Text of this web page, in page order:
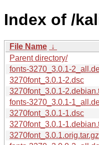
Index of /
File Name ↓
Parent directory/
fonts-3270_3.0.1-
3270font_3.0.1-2.dsc
3270font_3.0.1-
fonts-3270_3.0.1-
3270font_3.0.1-1.dsc
3270font_3.0.1-
3270font_3.0.1.orig.tar.gz